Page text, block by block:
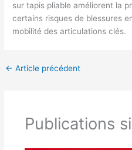
sur tapis pliable améliorent la
certains risques de blessures
mobilité des articulations clés.
← Article précédent
Publications